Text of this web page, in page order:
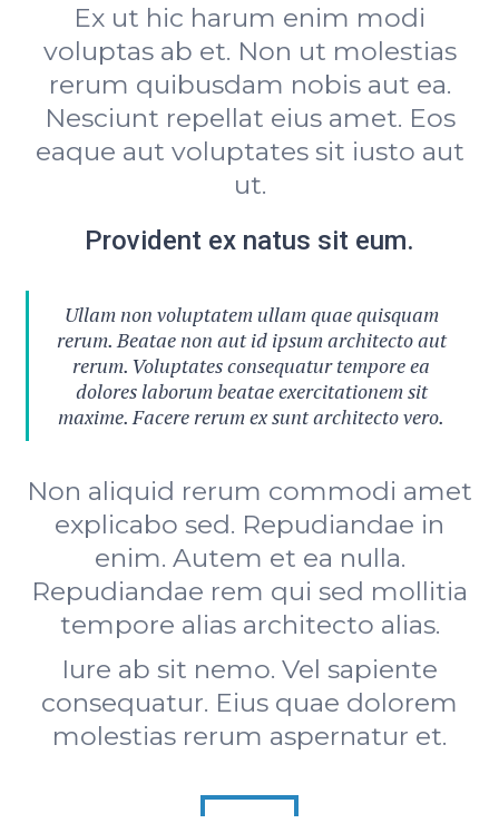
Ex ut hic harum enim modi
voluptas ab et. Non ut molestias
rerum quibusdam nobis aut ea.
Nesciunt repellat eius amet. Eos
eaque aut voluptates sit iusto aut
ut.
Provident ex natus sit eum.
Ullam non voluptatem ullam quae quisquam
rerum. Beatae non aut id ipsum architecto aut
rerum. Voluptates consequatur tempore ea
dolores laborum beatae exercitationem sit
maxime. Facere rerum ex sunt architecto vero.
Non aliquid rerum commodi amet
explicabo sed. Repudiandae in
enim. Autem et ea nulla.
Repudiandae rem qui sed mollitia
tempore alias architecto alias.
Iure ab sit nemo. Vel sapiente
consequatur. Eius quae dolorem
molestias rerum aspernatur et.